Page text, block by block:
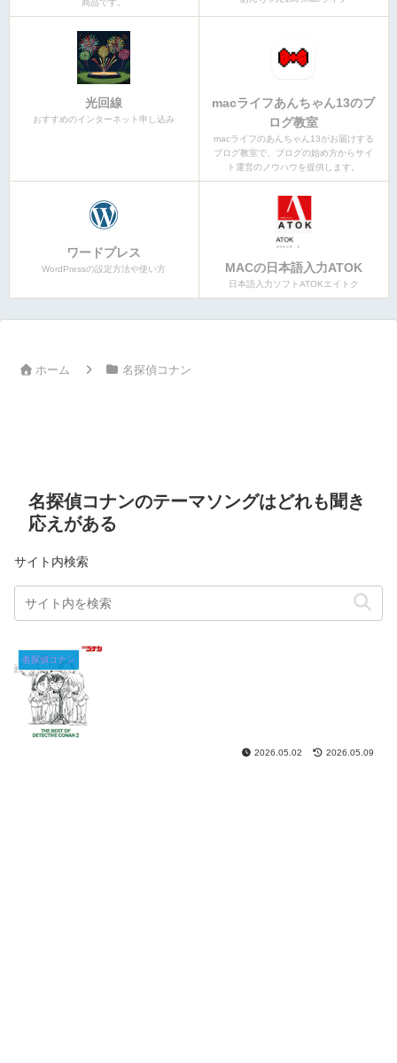
商品です。
光回線
おすすめのインターネット申し込み
macライフあんちゃん13のブ
ログ教室
macライフのあんちゃん13がお届けする
ブログ教室で、ブログの始め方からサイ
ト運営のノウハウを提供します。
ワードプレス
WordPressの設定方法や使い方 MACの日本語入力ATOK
日本語入力ソフトATOKエイトク
ホーム 名探偵コナン
名探偵コナンのテーマソングはどれも聞き
応えがある
サイト内検索
名探偵コナン
2026.05.02 2026.05.09